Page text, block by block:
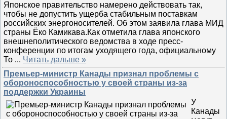
Японское правительство намерено действовать так,
чтобы не допустить ущерба стабильным поставкам
российских энергоносителей. Об этом заявила глава МИД
страны Ёко Камикава.Как отметила глава японского
внешнеполитического ведомства в ходе пресс-
конференции по итогам уходящего года, официальному
То ... Читать дальше »
Премьер-министр Канады признал проблемы с
обороноспособностью у своей страны из-за
поддержки Украины
У
Канады